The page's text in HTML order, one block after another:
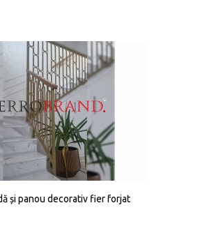
și panou decorativ fier forjat